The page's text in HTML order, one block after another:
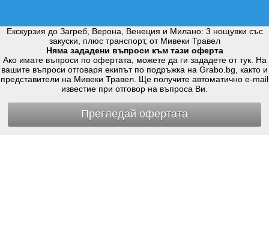
Екскурзия до Загреб, Верона, Венеция и Милано: 3 нощувки със
закуски, плюс транспорт, от Мивеки Травел
Няма зададени въпроси към тази оферта
Ако имате въпроси по офертата, можете да ги зададете от тук. На
вашите въпроси отговаря екипът по подръжка на Grabo.bg, както и
представители на Мивеки Травел. Ще получите автоматично e-mail
известие при отговор на въпроса Ви.
Прегледай офертата